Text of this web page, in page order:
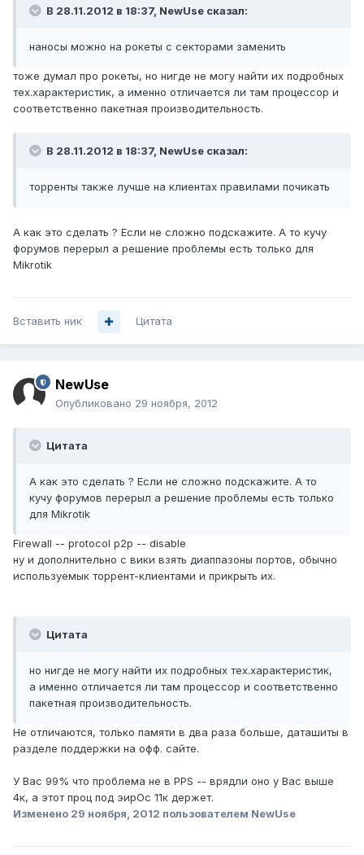
В 28.11.2012 в 18:37, NewUse сказал:
наносы можно на рокеты с секторами заменить
тоже думал про рокеты, но нигде не могу найти их подробных
тех.характеристик, а именно отличается ли там процессор и
соответственно пакетная производительность.
В 28.11.2012 в 18:37, NewUse сказал:
торренты также лучше на клиентах правилами почикать
А как это сделать ? Если не сложно подскажите. А то кучу
форумов перерыл а решение проблемы есть только для
Mikrotik
Вставить ник Цитата
NewUse
Опубликовано 29 ноября, 2012
Цитата
А как это сделать ? Если не сложно подскажите. А то
кучу форумов перерыл а решение проблемы есть только
для Mikrotik
Firewall -- protocol p2p -- disable
ну и дополнительно с вики взять диаппазоны портов, обычно
используемык торрент-клиентами и прикрыть их.
Цитата
но нигде не могу найти их подробных тех.характеристик,
а именно отличается ли там процессор и соответственно
пакетная производительность.
Не отличаются, только памяти в два раза больше, даташиты в
разделе поддержки на офф. сайте.
У Вас 99% что проблема не в PPS -- врядли оно у Вас выше
4к, а этот проц под эирОс 11к держет.
Изменено 29 ноября, 2012 пользователем NewUse